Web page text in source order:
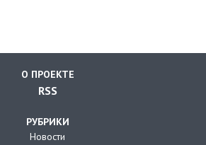
О ПРОЕКТЕ
RSS
РУБРИКИ
Новости